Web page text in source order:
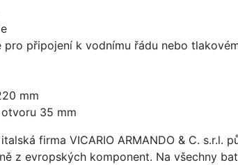
připojení k vodnímu řádu nebo
mm
35 mm
firma VICARIO ARMANDO & C.
z evropských komponent. Na všechny